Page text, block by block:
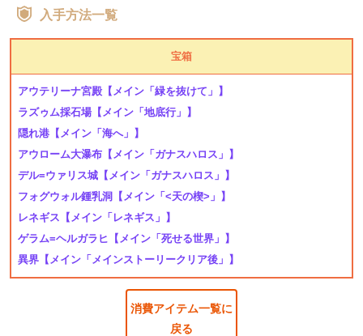
入手方法一覧
宝箱
アウテリーナ宮殿 【メイン「緑を抜けて」】
ラズゥム採石場 【メイン「地底行」】
隠れ港 【メイン「海へ」】
アウローム大瀑布 【メイン「ガナスハロス」】
デル=ウァリス城 【メイン「ガナスハロス」】
フォグウォル鍾乳洞
【メイン「<天の楔>」】
レネギス 【メイン「レネギス」】
ゲラム=ヘルガラヒ 【メイン「死せる世界」】
異界 【メイン「メインストーリークリア後」】
消費アイテム一覧に
戻る